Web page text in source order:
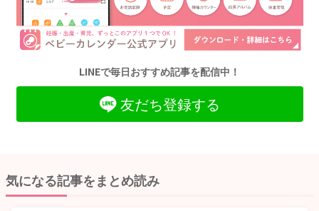
LINEで毎日おすすめ記事を配信中！
友だち登録する
気になる記事をまとめ読み